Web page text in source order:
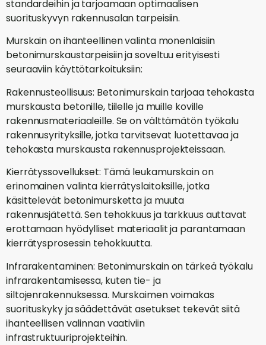
standardeihin ja tarjoamaan optimaalisen
suorituskyvyn rakennusalan tarpeisiin.
Murskain on ihanteellinen valinta monenlaisiin
betonimurskaustarpeisiin ja soveltuu erityisesti
seuraaviin käyttötarkoituksiin:
Rakennusteollisuus: Betonimurskain tarjoaa tehokasta
murskausta betonille, tiilelle ja muille koville
rakennusmateriaaleille. Se on välttämätön työkalu
rakennusyrityksille, jotka tarvitsevat luotettavaa ja
tehokasta murskausta rakennusprojekteissaan.
Kierrätyssovellukset: Tämä leukamurskain on
erinomainen valinta kierrätyslaitoksille, jotka
käsittelevät betonimursketta ja muuta
rakennusjätettä. Sen tehokkuus ja tarkkuus auttavat
erottamaan hyödylliset materiaalit ja parantamaan
kierrätysprosessin tehokkuutta.
Infrarakentaminen: Betonimurskain on tärkeä työkalu
infrarakentamisessa, kuten tie- ja
siltojenrakennuksessa. Murskaimen voimakas
suorituskyky ja säädettävät asetukset tekevät siitä
ihanteellisen valinnan vaativiin
infrastruktuuriprojekteihin.